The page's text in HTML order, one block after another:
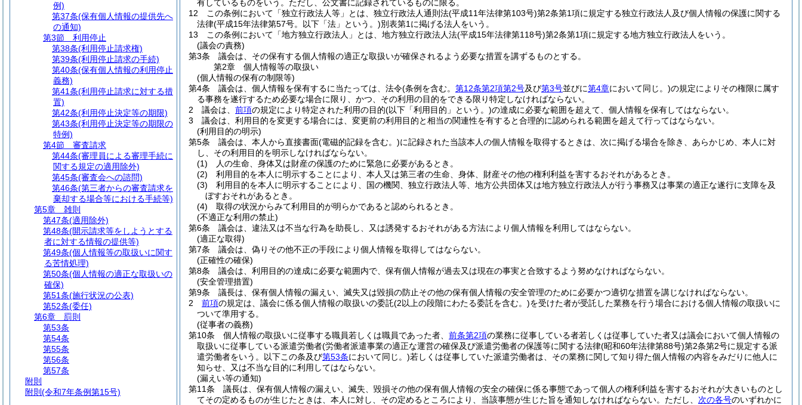
有しているものをいう。 ただし、公文書に記録されているものに限る。
12
この条例において「独立行政法人等」とは、独立行政法人通則法(平成11年法律第103号)第2条第1項に規定する独立行政法人及び個人情報の保護に関する
法律(平成15年法律第57号。以下「法」という。)別表第1に掲げる法人をいう。
13
この条例において「地方独立行政法人」とは、地方独立行政法人法(平成15年法律第118号)第2条第1項に規定する地方独立行政法人をいう。
(議会の責務)
第3条
議会は、その保有する個人情報の適正な取扱いが確保されるよう必要な措置を講ずるものとする。
第2章
個人情報等の取扱い
(個人情報の保有の制限等)
第4条
議会は、個人情報を保有するに当たっては、法令(条例を含む。 第12条第2項第2号及び第3号並びに第4章において同じ。)の規定によりその権限に属す
る事務を遂行するため必要な場合に限り、かつ、その利用の目的をできる限り特定しなければならない。
2
議会は、 前項の規定により特定された利用の目的(以下「利用目的」という。)の達成に必要な範囲を超えて、個人情報を保有してはならない。
3
議会は、利用目的を変更する場合には、変更前の利用目的と相当の関連性を有すると合理的に認められる範囲を超えて行ってはならない。
(利用目的の明示)
第5条
議会は、本人から直接書面(電磁的記録を含む。)に記録された当該本人の個人情報を取得するときは、次に掲げる場合を除き、あらかじめ、本人に対
し、その利用目的を明示しなければならない。
(1)
人の生命、身体又は財産の保護のために緊急に必要があるとき。
(2)
利用目的を本人に明示することにより、本人又は第三者の生命、身体、財産その他の権利利益を害するおそれがあるとき。
(3)
利用目的を本人に明示することにより、国の機関、独立行政法人等、地方公共団体又は地方独立行政法人が行う事務又は事業の適正な遂行に支障を及
ぼすおそれがあるとき。
(4)
取得の状況からみて利用目的が明らかであると認められるとき。
(不適正な利用の禁止)
第6条
議会は、違法又は不当な行為を助長し、又は誘発するおそれがある方法により個人情報を利用してはならない。
(適正な取得)
第7条
議会は、偽りその他不正の手段により個人情報を取得してはならない。
(正確性の確保)
第8条
議会は、利用目的の達成に必要な範囲内で、保有個人情報が過去又は現在の事実と合致するよう努めなければならない。
(安全管理措置)
第9条
議長は、保有個人情報の漏えい、滅失又は毀損の防止その他の保有個人情報の安全管理のために必要かつ適切な措置を講じなければならない。
2
前項の規定は、議会に係る個人情報の取扱いの委託(2以上の段階にわたる委託を含む。)を受けた者が受託した業務を行う場合における個人情報の取扱いに
ついて準用する。
(従事者の義務)
第10条
個人情報の取扱いに従事する職員若しくは職員であった者、 前条第2項の業務に従事している者若しくは従事していた者又は議会において個人情報の
取扱いに従事している派遣労働者(労働者派遣事業の適正な運営の確保及び派遣労働者の保護等に関する法律(昭和60年法律第88号)第2条第2号に規定する派
遣労働者をいう。以下この条及び第53条において同じ。)若しくは従事していた派遣労働者は、その業務に関して知り得た個人情報の内容をみだりに他人に
知らせ、又は不当な目的に利用してはならない。
(漏えい等の通知)
第11条
議長は、保有個人情報の漏えい、滅失、毀損その他の保有個人情報の安全の確保に係る事態であって個人の権利利益を害するおそれが大きいものとし
てその定めるものが生じたときは、本人に対し、その定めるところにより、当該事態が生じた旨を通知しなければならない。 ただし、 次の各号のいずれかに
例)
第37条(保有個人情報の提供先へ
の通知)
第3節
利用停止
第38条(利用停止請求権)
第39条(利用停止請求の手続)
第40条(保有個人情報の利用停止
義務)
第41条(利用停止請求に対する措
置)
第42条(利用停止決定等の期限)
第43条(利用停止決定等の期限の
特例)
第4節
審査請求
第44条(審理員による審理手続に
関する規定の適用除外)
第45条(審査会への諮問)
第46条(第三者からの審査請求を
棄却する場合等における手続等)
第5章
雑則
第47条(適用除外)
第48条(開示請求等をしようとする
者に対する情報の提供等)
第49条(個人情報等の取扱いに関す
る苦情処理)
第50条(個人情報の適正な取扱いの
確保)
第51条(施行状況の公表)
第52条(委任)
第6章
罰則
第53条
第54条
第55条
第56条
第57条
附則
附則 (令和7年条例第15号)